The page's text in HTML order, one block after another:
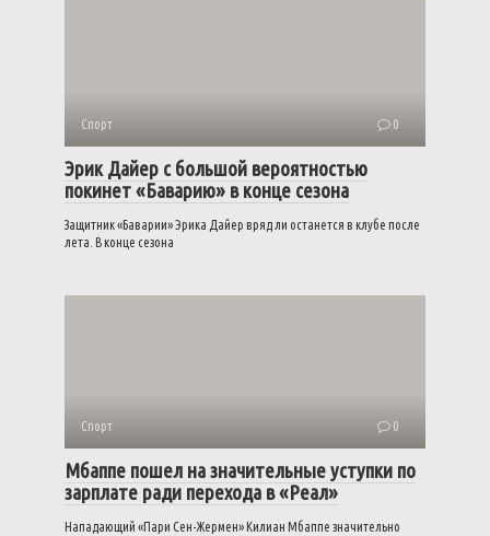
Спорт 0
Эрик Дайер с большой вероятностью
покинет «Баварию» в конце сезона
Защитник «Баварии» Эрика Дайер вряд ли останется в клубе после
лета. В конце сезона
Спорт 0
Мбаппе пошел на значительные уступки по
зарплате ради перехода в «Реал»
Нападающий «Пари Сен-Жермен» Килиан Мбаппе значительно